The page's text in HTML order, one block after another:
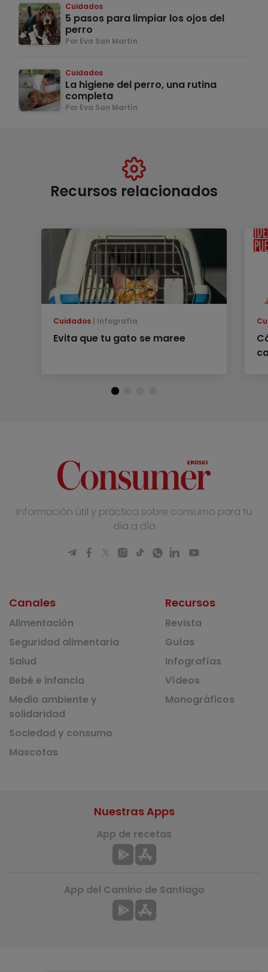
Cuidados
5 pasos para limpiar los ojos del
perro
Por Eva San Martín
Cuidados
La higiene del perro, una rutina
completa
Por Eva San Martín
Recursos relacionados
Cuidados Infografía
Evita que tu gato se maree
Información útil y práctica sobre consumo para tu
día a día
Canales
Alimentación
Seguridad alimentaria
Salud
Bebé e infancia
Medio ambiente y
solidaridad
Sociedad y consumo
Mascotas
Recursos
Revista
Guías
Infografías
Vídeos
Monográficos
Nuestras Apps
App de recetas
App del Camino de Santiago